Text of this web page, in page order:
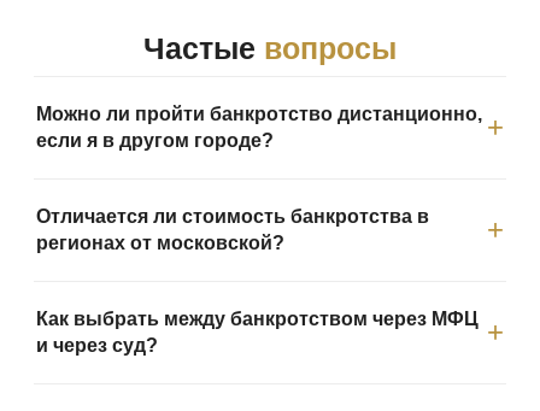
Частые вопросы
Можно ли пройти банкротство дистанционно,
если я в другом городе?
Отличается ли стоимость банкротства в
регионах от московской?
Как выбрать между банкротством через МФЦ
и через суд?